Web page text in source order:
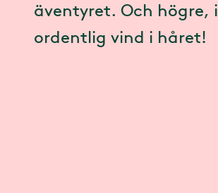
äventyret. Och högre,
ordentlig vind i håret!